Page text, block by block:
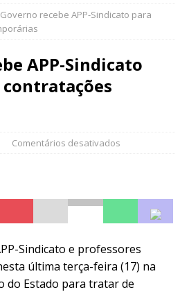
Governo recebe APP-Sindicato para
APP-Sindicato
Comentários desativados
Sindicato e professores
última terça-feira (17) na
do Estado para tratar de